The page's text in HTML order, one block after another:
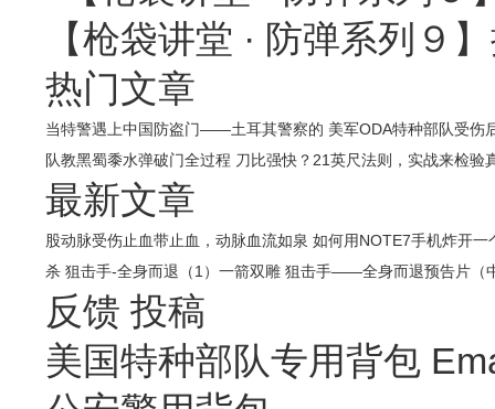
【枪袋讲堂 · 防弹系列９
热门文章
当特警遇上中国防盗门——土耳其警察的 美军ODA特种部队受伤
队教黑蜀黍水弹破门全过程 刀比强快？21英尺法则，实战来检验
最新文章
股动脉受伤止血带止血，动脉血流如泉 如何用NOTE7手机炸开
杀 狙击手-全身而退（1）一箭双雕 狙击手——全身而退预告片（
反馈 投稿
美国特种部队专用背包